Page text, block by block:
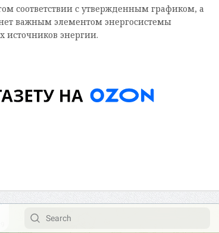
соответствии с утвержденным графиком, а
важным элементом энергосистемы
источников энергии.